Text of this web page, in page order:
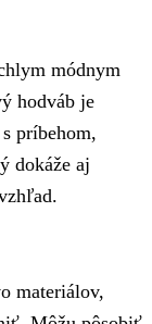
módnym
hodváb je
príbehom,
dokáže aj
materiálov,